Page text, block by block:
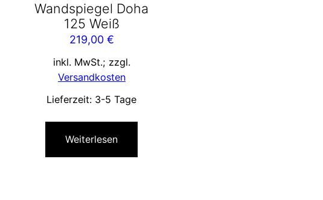
Wandspiegel Doha
125 Weiß
219,00 €
inkl. MwSt.; zzgl.
Versandkosten
Lieferzeit: 3-5 Tage
Weiterlesen